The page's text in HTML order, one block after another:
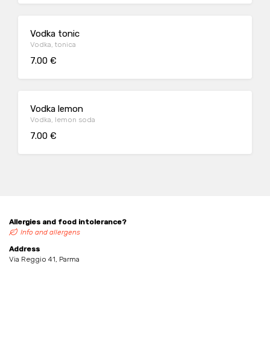
Vodka tonic
Vodka, tonica
7.00 €
Vodka lemon
Vodka, lemon soda
7.00 €
Allergies and food intolerance?
Info and allergens
Address
Via Reggio 41, Parma